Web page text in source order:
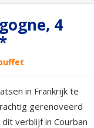
4
in Frankrijk te
gerenoveerd
verblijf in Courban